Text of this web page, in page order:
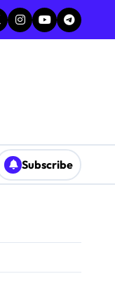
Subscribe